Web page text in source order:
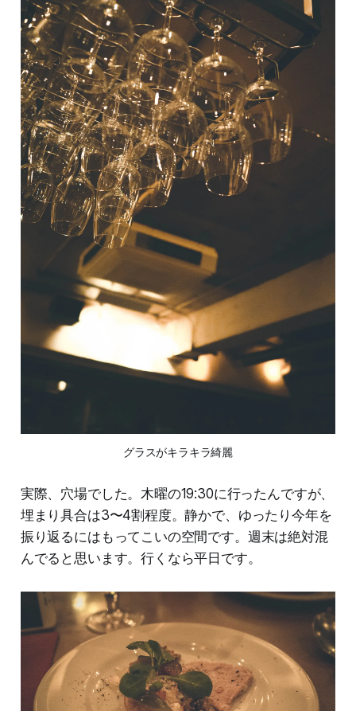
グラスがキラキラ綺麗
実際、穴場でした。木曜の19:30に行ったんですが、
埋まり具合は3〜4割程度。静かで、ゆったり今年を
振り返るにはもってこいの空間です。週末は絶対混
んでると思います。行くなら平日です。